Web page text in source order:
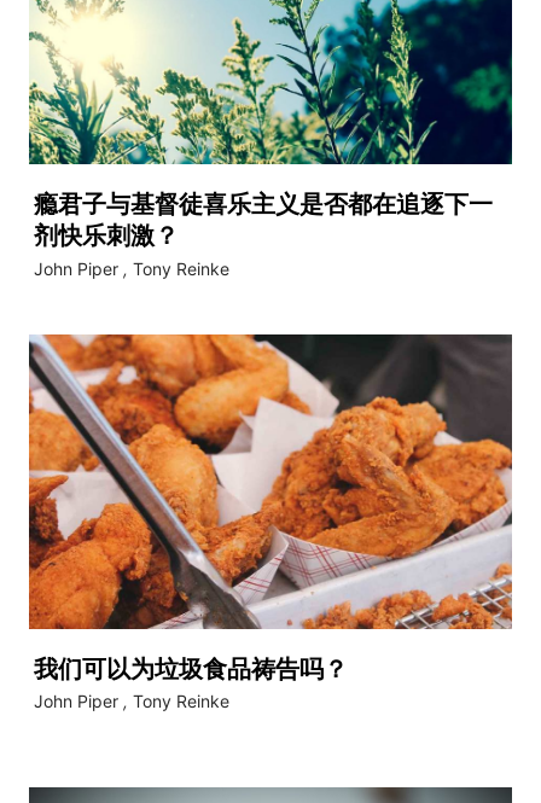
瘾君子与基督徒喜乐主义是否都在追逐下一
剂快乐刺激？
John Piper , Tony Reinke
我们可以为垃圾食品祷告吗？
John Piper , Tony Reinke